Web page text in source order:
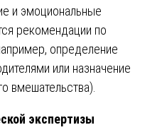
и эмоциональные
рекомендации по
определение
или назначение
вмешательства).
экспертизы